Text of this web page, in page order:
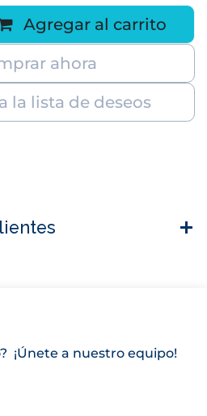
Agregar al carrito
ahora
la lista de deseos
¡Únete a nuestro equipo!